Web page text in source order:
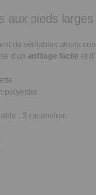
aux pieds larges
de véritables atouts
d'un enfilage facile et
polyester
: 3 cm environ